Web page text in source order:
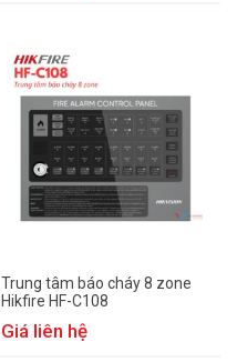
Trung tâm báo cháy 8 zone
Hikfire HF-C108
Giá liên hệ